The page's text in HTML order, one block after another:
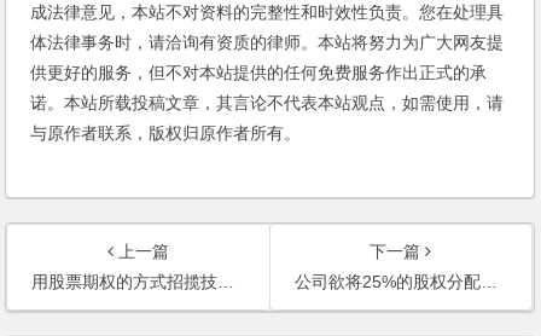
成法律意见，本站不对资料的完整性和时效性负责。您在处理具
体法律事务时，请洽询有资质的律师。本站将努力为广大网友提
供更好的服务，但不对本站提供的任何免费服务作出正式的承
诺。本站所载投稿文章，其言论不代表本站观点，如需使用，请
与原作者联系，版权归原作者所有。
上一篇
用股票期权的方式招揽技术人员合法吗？如何操作？
下一篇
公司欲将25%的股权分配给高层管理人员，如何拟定法律文书？公司董事会怎样产生？